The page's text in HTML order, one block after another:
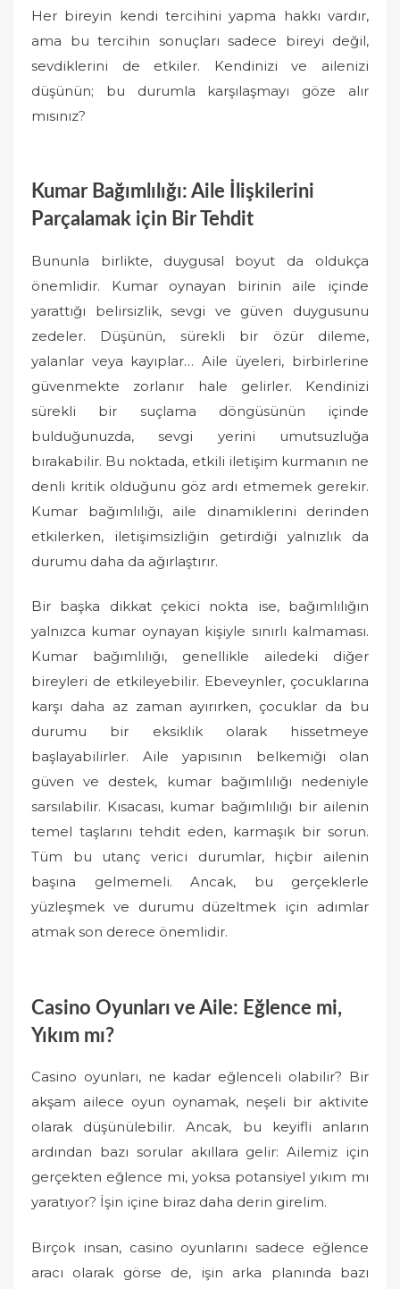
Her bireyin kendi tercihini yapma hakkı vardır,
ama bu tercihin sonuçları sadece bireyi değil,
sevdiklerini de etkiler. Kendinizi ve ailenizi
düşünün; bu durumla karşılaşmayı göze alır
mısınız?
Kumar Bağımlılığı: Aile İlişkilerini
Parçalamak için Bir Tehdit
Bununla birlikte, duygusal boyut da oldukça
önemlidir. Kumar oynayan birinin aile içinde
yarattığı belirsizlik, sevgi ve güven duygusunu
zedeler. Düşünün, sürekli bir özür dileme,
yalanlar veya kayıplar… Aile üyeleri, birbirlerine
güvenmekte zorlanır hale gelirler. Kendinizi
sürekli bir suçlama döngüsünün içinde
bulduğunuzda, sevgi yerini umutsuzluğa
bırakabilir. Bu noktada, etkili iletişim kurmanın ne
denli kritik olduğunu göz ardı etmemek gerekir.
Kumar bağımlılığı, aile dinamiklerini derinden
etkilerken, iletişimsizliğin getirdiği yalnızlık da
durumu daha da ağırlaştırır.
Bir başka dikkat çekici nokta ise, bağımlılığın
yalnızca kumar oynayan kişiyle sınırlı kalmaması.
Kumar bağımlılığı, genellikle ailedeki diğer
bireyleri de etkileyebilir. Ebeveynler, çocuklarına
karşı daha az zaman ayırırken, çocuklar da bu
durumu bir eksiklik olarak hissetmeye
başlayabilirler. Aile yapısının belkemiği olan
güven ve destek, kumar bağımlılığı nedeniyle
sarsılabilir. Kısacası, kumar bağımlılığı bir ailenin
temel taşlarını tehdit eden, karmaşık bir sorun.
Tüm bu utanç verici durumlar, hiçbir ailenin
başına gelmemeli. Ancak, bu gerçeklerle
yüzleşmek ve durumu düzeltmek için adımlar
atmak son derece önemlidir.
Casino Oyunları ve Aile: Eğlence mi,
Yıkım mı?
Casino oyunları, ne kadar eğlenceli olabilir? Bir
akşam ailece oyun oynamak, neşeli bir aktivite
olarak düşünülebilir. Ancak, bu keyifli anların
ardından bazı sorular akıllara gelir: Ailemiz için
gerçekten eğlence mi, yoksa potansiyel yıkım mı
yaratıyor? İşin içine biraz daha derin girelim.
Birçok insan, casino oyunlarını sadece eğlence
aracı olarak görse de, işin arka planında bazı